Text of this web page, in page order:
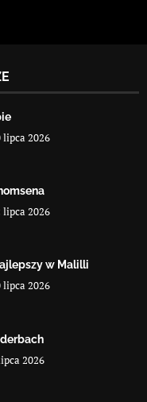
lipca 2026
lipca 2026
w Malilli
lipca 2026
2026